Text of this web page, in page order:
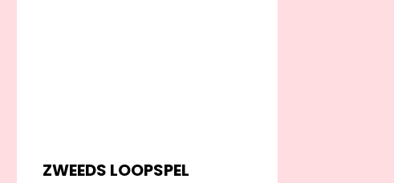
ZWEEDS LOOPSPEL